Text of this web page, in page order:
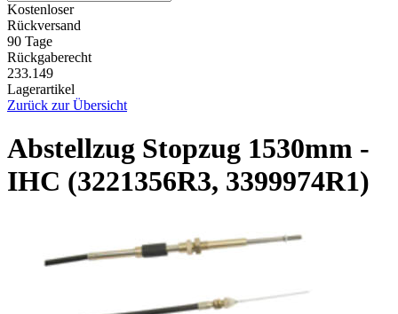
Kostenloser
Rückversand
90 Tage
Rückgaberecht
233.149
Lagerartikel
Zurück zur Übersicht
Abstellzug Stopzug 1530mm -
IHC (3221356R3, 3399974R1)